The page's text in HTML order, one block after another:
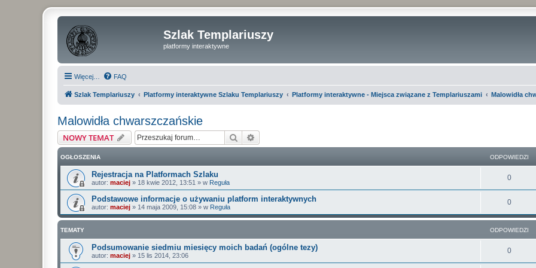
Szlak Templariuszy
platformy interaktywne
Więcej… FAQ
Szlak Templariuszy Platformy interaktywne Szlaku Templariuszy Platformy interaktywne - Miejsca związane z Templariuszami Malowidła
Malowidła chwarszczańskie
NOWY TEMAT Szukaj
OGŁOSZENIA ODPOWIEDZI
Rejestracja na Platformach Szlaku
autor: maciej » 18 kwie 2012, 13:51 » w Reguła
0O
d
w
i
Podstawowe informacje o używaniu platform interaktywnych
autor: maciej » 14 maja 2009, 15:08 » w Reguła
0O
d
p
o
w
TEMATY ODPOWIEDZI
Podsumowanie siedmiu miesięcy moich badań (ogólne tezy)
autor: maciej » 15 lis 2014, 23:06
0O
d